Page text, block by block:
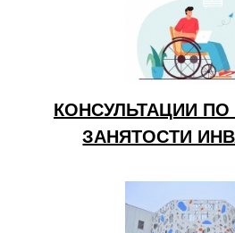
КОНСУЛЬТАЦИИ
ЗАНЯТОСТИ